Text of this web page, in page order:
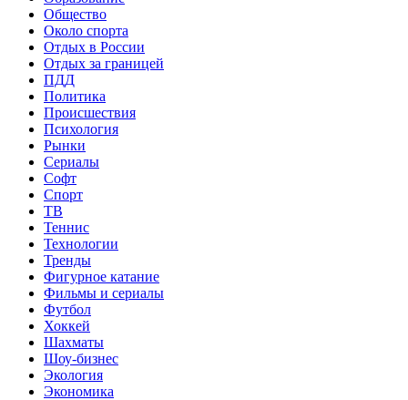
Общество
Около спорта
Отдых в России
Отдых за границей
ПДД
Политика
Происшествия
Психология
Рынки
Сериалы
Софт
Спорт
ТВ
Теннис
Технологии
Тренды
Фигурное катание
Фильмы и сериалы
Футбол
Хоккей
Шахматы
Шоу-бизнес
Экология
Экономика